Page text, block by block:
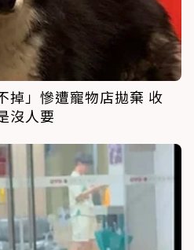
掉」慘遭寵物店拋棄 收
沒人要